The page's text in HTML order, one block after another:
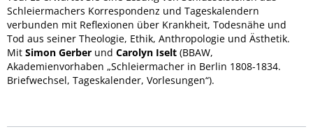
Schleiermachers Korrespondenz und Tageskalendern
verbunden mit Reflexionen über Krankheit, Todesnähe und
Tod aus seiner Theologie, Ethik, Anthropologie und Ästhetik.
Mit Simon Gerber und Carolyn Iselt (BBAW,
Akademienvorhaben „Schleiermacher in Berlin 1808-1834.
Briefwechsel, Tageskalender, Vorlesungen“).